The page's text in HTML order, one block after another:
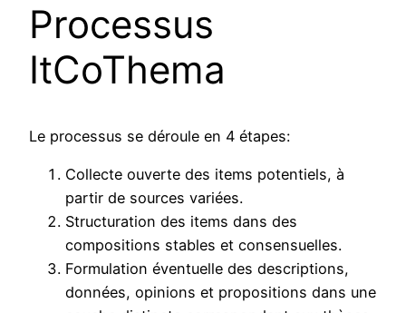
Processus
ItCoThema
Le processus se déroule en 4 étapes:
Collecte ouverte des items potentiels, à
partir de sources variées.
Structuration des items dans des
compositions stables et consensuelles.
Formulation éventuelle des descriptions,
données, opinions et propositions dans une